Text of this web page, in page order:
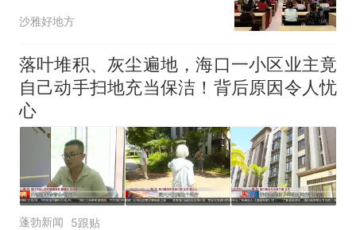
沙雅好地方
落叶堆积、灰尘遍地，海口一小区业主竟
自己动手扫地充当保洁！背后原因令人忧
心
蓬勃新闻 5跟贴